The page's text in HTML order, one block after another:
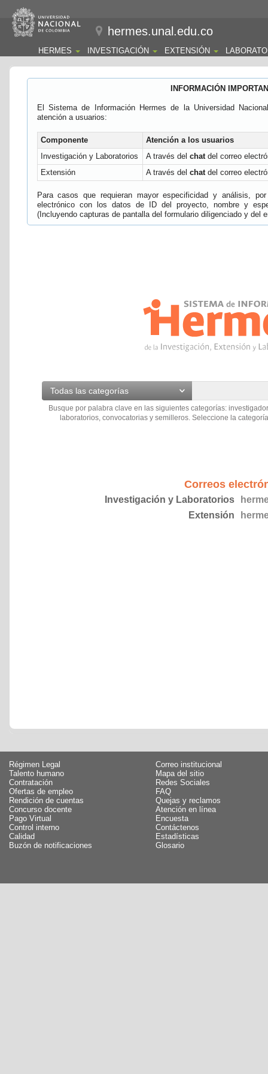
hermes.unal.edu.co
HERMES INVESTIGACIÓN EXTENSIÓN
INFORMACIÓN
El Sistema de Información Hermes de la Universidad
atención a usuarios:
Componente
Atención a los usuarios
Investigación y Laboratorios
A través del chatdel correo
Extensión
A través del chatdel correo
Para casos que requieran mayor especificidad y análisis,
electrónico con los datos de ID del proyecto, nombre y
(Incluyendo capturas de pantalla del formulario diligenciado y del
Todas las categorías
Busque por palabra clave en las siguientes categorías:
laboratorios, convocatorias y semilleros. Seleccione la
Correos
Investigación y Laboratorios
Extensión
Régimen Legal
Talento humano
Contratación
Ofertas de empleo
Rendición de cuentas
Concurso docente
Pago Virtual
Control interno
Calidad
Buzón de notificaciones
Correo institucional
Mapa del sitio
Redes Sociales
FAQ
Quejas y reclamos
Atención en línea
Encuesta
Contáctenos
Estadísticas
Glosario